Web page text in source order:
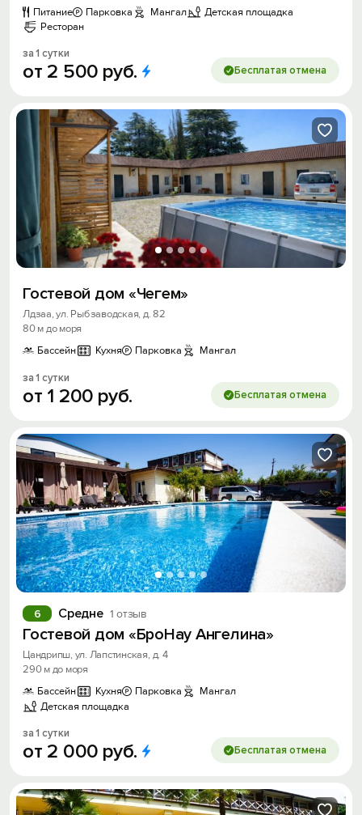
Питание
Парковка Мангал
Детская площадка
Ресторан
за 1 сутки
от 2 500 руб. Бесплатая отмена
Гостевой дом «Чегем»
Лдзаа, ул. Рыбзаводская, д. 82
80 м до моря
Бассейн
Кухня Парковка Мангал
за 1 сутки
от 1 200 руб. Бесплатая отмена
Средне 1 отзыв
6
Гостевой дом «БроНау Ангелина»
Цандрипш, ул. Лапстинская, д. 4
290 м до моря
Бассейн
Кухня Парковка
Мангал
Детская площадка
за 1 сутки
от 2 000 руб. Бесплатая отмена